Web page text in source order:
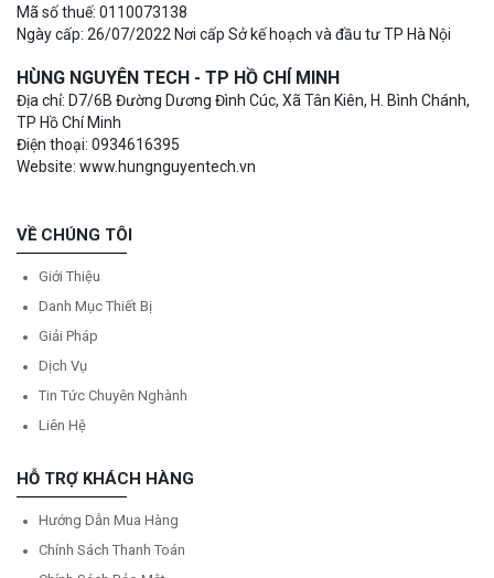
Mã số thuế: 0110073138
Ngày cấp: 26/07/2022 Nơi cấp Sở kế hoạch và đầu tư TP Hà Nội
HÙNG NGUYÊN TECH - TP HỒ CHÍ MINH
Địa chỉ: D7/6B Đường Dương Đình Cúc, Xã Tân Kiên, H. Bình Chánh,
TP Hồ Chí Minh
Điện thoại: 0934616395
Website: www.hungnguyentech.vn
VỀ CHÚNG TÔI
Giới Thiệu
Danh Mục Thiết Bị
Giải Pháp
Dịch Vụ
Tin Tức Chuyên Nghành
Liên Hệ
HỖ TRỢ KHÁCH HÀNG
Hướng Dẫn Mua Hàng
Chính Sách Thanh Toán